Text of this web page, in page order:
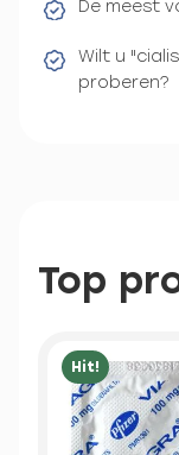
De meest
Wilt u
proberen?
Top
Hit!